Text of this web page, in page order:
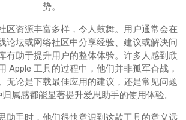
势。
区资源丰富多样，令人鼓舞。用户通常会在
论坛或网络社区中分享经验、建议或解决问
有助于提升用户的整体体验。许多人感到欣
Apple 工具的过程中，他们并非孤军奋战，
无论是下载最佳应用的建议，还是常见问题
属感都能显著提升爱思助手的使用体验。
助手时，他们很快意识到这款工具的意义远